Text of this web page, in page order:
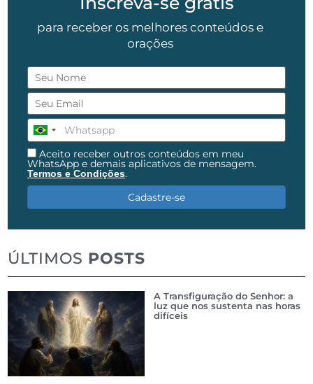
para receber os melhores conteúdos e
orações
Aceito receber outros conteúdos em meu
WhatsApp e demais aplicativos de mensagem.
Termos e Condições.
Cadastre-se
ÚLTIMOS POSTS
A Transfiguração do Senhor: a
luz que nos sustenta nas horas
difíceis